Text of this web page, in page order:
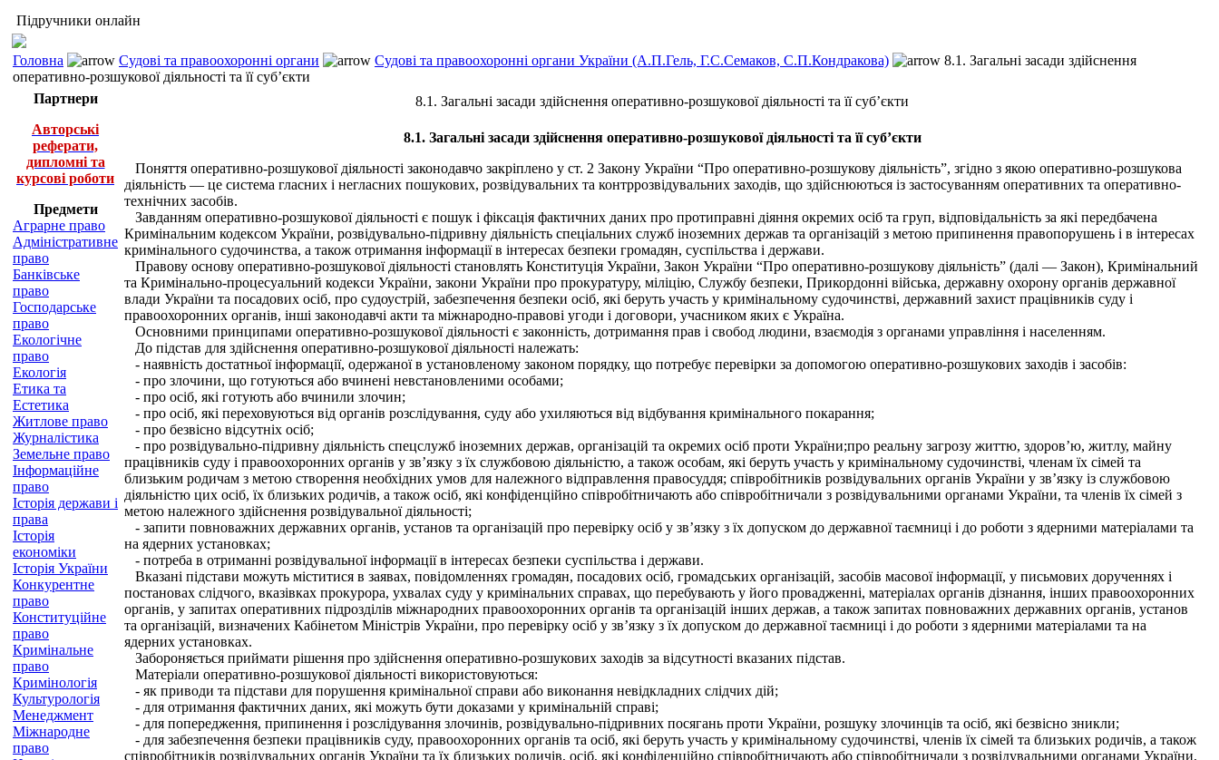
Підручники онлайн
Головна Судові та правоохоронні органи Судові та правоохоронні органи України (А.П.Гель, Г.С.Семаков, С.П.Кондракова)
8.1. Загальні засади здійснення
оперативно-розшукової діяльності та її суб’єкти
Партнери
Авторські
реферати,
дипломні та
курсові роботи
Предмети
Аграрне право
Адміністративне
право
Банківське
право
Господарське
право
Екологічне
право
Екологія
Етика та
Естетика
Житлове право
Журналістика
Земельне право
Інформаційне
право
Історія держави і
права
Історія
економіки
Історія України
Конкурентне
право
Конституційне
право
Кримінальне
право
Кримінологія
Культурологія
Менеджмент
Міжнародне
право
8.1. Загальні засади здійснення оперативно-розшукової діяльності та її суб’єкти
8.1. Загальні засади здійснення оперативно-розшукової діяльності та її суб’єкти
Поняття оперативно-розшукової діяльності законодавчо закріплено у ст. 2 Закону України “Про оперативно-розшукову діяльність”, згідно з якою оперативно-розшукова
діяльність — це система гласних і негласних пошукових, розвідувальних та контррозвідувальних заходів, що здійснюються із застосуванням оперативних та оперативно-
технічних засобів.
Завданням оперативно-розшукової діяльності є пошук і фіксація фактичних даних про протиправні діяння окремих осіб та груп, відповідальність за які передбачена
Кримінальним кодексом України, розвідувально-підривну діяльність спеціальних служб іноземних держав та організацій з метою припинення правопорушень і в інтересах
кримінального судочинства, а також отримання інформації в інтересах безпеки громадян, суспільства і держави.
Правову основу оперативно-розшукової діяльності становлять Конституція України, Закон України “Про оперативно-розшукову діяльність” (далі — Закон), Кримінальний
та Кримінально-процесуальний кодекси України, закони України про прокуратуру, міліцію, Службу безпеки, Прикордонні війська, державну охорону органів державної
влади України та посадових осіб, про судоустрій, забезпечення безпеки осіб, які беруть участь у кримінальному судочинстві, державний захист працівників суду і
правоохоронних органів, інші законодавчі акти та міжнародно-правові угоди і договори, учасником яких є Україна.
Основними принципами оперативно-розшукової діяльності є законність, дотримання прав і свобод людини, взаємодія з органами управління і населенням.
До підстав для здійснення оперативно-розшукової діяльності належать:
- наявність достатньої інформації, одержаної в установленому законом порядку, що потребує перевірки за допомогою оперативно-розшукових заходів і засобів:
- про злочини, що готуються або вчинені невстановленими особами;
- про осіб, які готують або вчинили злочин;
- про осіб, які переховуються від органів розслідування, суду або ухиляються від відбування кримінального покарання;
- про безвісно відсутніх осіб;
- про розвідувально-підривну діяльність спецслужб іноземних держав, організацій та окремих осіб проти України;про реальну загрозу життю, здоров’ю, житлу, майну
працівників суду і правоохоронних органів у зв’язку з їх службовою діяльністю, а також особам, які беруть участь у кримінальному судочинстві, членам їх сімей та
близьким родичам з метою створення необхідних умов для належного відправлення правосуддя; співробітників розвідувальних органів України у зв’язку із службовою
діяльністю цих осіб, їх близьких родичів, а також осіб, які конфіденційно співробітничають або співробітничали з розвідувальними органами України, та членів їх сімей з
метою належного здійснення розвідувальної діяльності;
- запити повноважних державних органів, установ та організацій про перевірку осіб у зв’язку з їх допуском до державної таємниці і до роботи з ядерними матеріалами та
на ядерних установках;
- потреба в отриманні розвідувальної інформації в інтересах безпеки суспільства і держави.
Вказані підстави можуть міститися в заявах, повідомленнях громадян, посадових осіб, громадських організацій, засобів масової інформації, у письмових дорученнях і
постановах слідчого, вказівках прокурора, ухвалах суду у кримінальних справах, що перебувають у його провадженні, матеріалах органів дізнання, інших правоохоронних
органів, у запитах оперативних підрозділів міжнародних правоохоронних органів та організацій інших держав, а також запитах повноважних державних органів, установ
та організацій, визначених Кабінетом Міністрів України, про перевірку осіб у зв’язку з їх допуском до державної таємниці і до роботи з ядерними матеріалами та на
ядерних установках.
Забороняється приймати рішення про здійснення оперативно-розшукових заходів за відсутності вказаних підстав.
Матеріали оперативно-розшукової діяльності використовуються:
- як приводи та підстави для порушення кримінальної справи або виконання невідкладних слідчих дій;
- для отримання фактичних даних, які можуть бути доказами у кримінальній справі;
- для попередження, припинення і розслідування злочинів, розвідувально-підривних посягань проти України, розшуку злочинців та осіб, які безвісно зникли;
- для забезпечення безпеки працівників суду, правоохоронних органів та осіб, які беруть участь у кримінальному судочинстві, членів їх сімей та близьких родичів, а також
співробітників розвідувальних органів України та їх близьких родичів, осіб, які конфіденційно співробітничають або співробітничали з розвідувальними органами України,